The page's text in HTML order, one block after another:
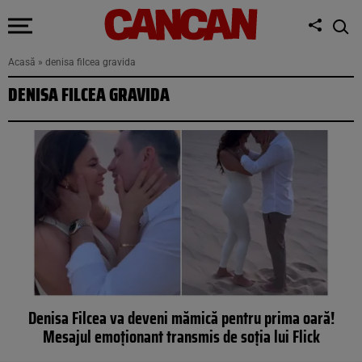
Acasă » denisa filcea gravida
DENISA FILCEA GRAVIDA
Denisa Filcea va deveni mămică pentru prima oară!
Mesajul emoționant transmis de soția lui Flick